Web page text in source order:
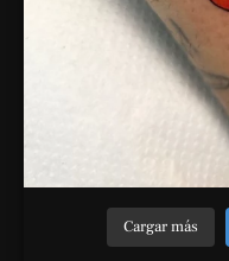
Cargar más